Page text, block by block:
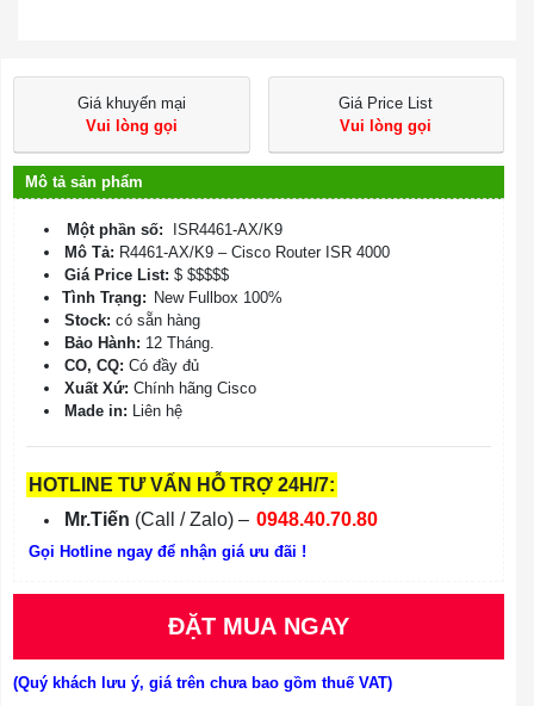
Giá khuyến mại
Vui lòng gọi
Giá Price List
Vui lòng gọi
Mô tả sản phẩm
Một phần số:
ISR4461-AX/K9
Mô Tả: R4461-AX/K9 – Cisco Router ISR 4000
Giá Price List: $ $$$$$
Tình Trạng: New Fullbox 100%
Stock: có sẵn hàng
Bảo Hành: 12 Tháng.
CO, CQ: Có đầy đủ
Xuất Xứ: Chính hãng Cisco
Made in: Liên hệ
HOTLINE TƯ VẤN HỖ TRỢ 24H/7:
Mr.Tiến (Call / Zalo) – 0948.40.70.80
Gọi Hotline ngay để nhận giá ưu đãi !
ĐẶT MUA NGAY
(Quý khách lưu ý, giá trên chưa bao gồm thuế VAT)